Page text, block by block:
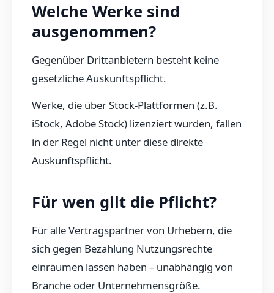
Welche Werke sind
ausgenommen?
Gegenüber Drittanbietern besteht keine
gesetzliche Auskunftspflicht.
Werke, die über Stock-Plattformen (z.B.
iStock, Adobe Stock) lizenziert wurden, fallen
in der Regel nicht unter diese direkte
Auskunftspflicht.
Für wen gilt die Pflicht?
Für alle Vertragspartner von Urhebern, die
sich gegen Bezahlung Nutzungsrechte
einräumen lassen haben – unabhängig von
Branche oder Unternehmensgröße.